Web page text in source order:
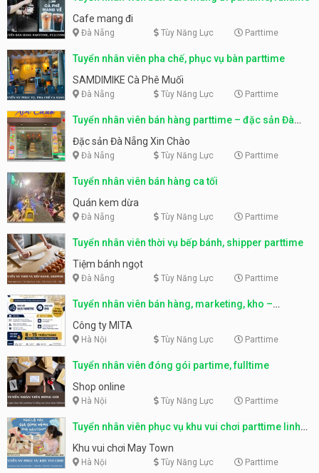
Cafe mang đi
Đà Nẵng Tùy Năng Lực Parttime
Tuyển nhân viên pha chế, phục vụ bàn parttime
SAMDIMIKE Cà Phê Muối
Đà Nẵng Tùy Năng Lực Parttime
Tuyển nhân viên bán hàng parttime – đặc sản Đà
Nẵng
Đặc sản Đà Nẵng Xin Chào
Đà Nẵng Tùy Năng Lực Parttime
Tuyển nhân viên bán hàng ca tối
Quán kem dừa
Đà Nẵng Tùy Năng Lực Parttime
Tuyển nhân viên thời vụ bếp bánh, shipper parttime
Tiệm bánh ngọt
Đà Nẵng Tùy Năng Lực Parttime
Tuyển nhân viên bán hàng, marketing, kho –
parttime, fulltime
Công ty MITA
Hà Nội Tùy Năng Lực Parttime
Tuyển nhân viên đóng gói partime, fulltime
Shop online
Hà Nội Tùy Năng Lực Parttime
Tuyển nhân viên phục vụ khu vui chơi parttime linh
động
Khu vui chơi May Town
Hà Nội Tùy Năng Lực Parttime